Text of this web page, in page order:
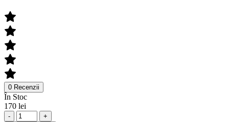
0 Recenzii
În Stoc
170 lei
-
+